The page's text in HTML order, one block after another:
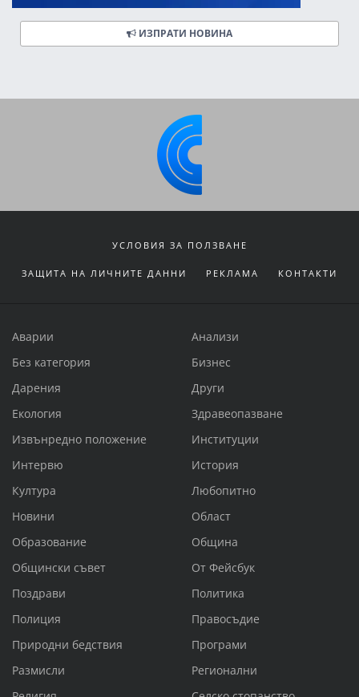
ИЗПРАТИ НОВИНА
УСЛОВИЯ ЗА ПОЛЗВАНЕ
ЗАЩИТА НА ЛИЧНИТЕ ДАННИ РЕКЛАМА КОНТАКТИ
Аварии
Анализи
Без категория
Бизнес
Дарения
Други
Екология
Здравеопазване
Извънредно положение
Институции
Интервю
История
Култура
Любопитно
Новини
Област
Образование
Община
Общински съвет
От Фейсбук
Поздрави
Политика
Полиция
Правосъдие
Природни бедствия
Програми
Размисли
Регионални